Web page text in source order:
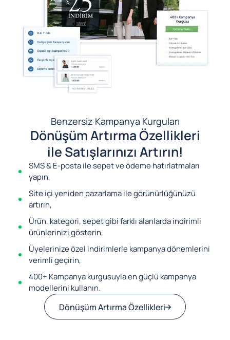
Benzersiz Kampanya Kurguları
Dönüşüm Artırma Özellikleri
ile Satışlarınızı Artırın!
SMS & E-posta ile sepet ve ödeme hatırlatmaları
yapın,
Site içi yeniden pazarlama ile görünürlüğünüzü
artırın,
Ürün, kategori, sepet gibi farklı alanlarda indirimli
ürünlerinizi gösterin,
Üyelerinize özel indirimlerle kampanya dönemlerini
verimli geçirin,
400+ Kampanya kurgusuyla en güçlü kampanya
modellerini kullanın.
Dönüşüm Artırma Özellikleri